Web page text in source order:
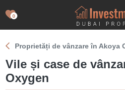
0
Proprietăți de vânzare în Akoya
Vile și case de
Oxygen